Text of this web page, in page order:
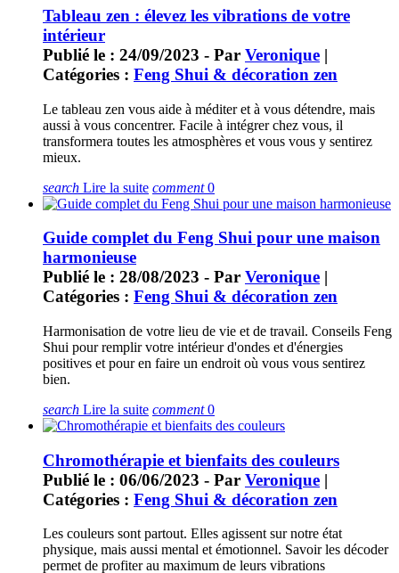
Tableau zen : élevez les vibrations de votre
intérieur
Publié le : 24/09/2023 - Par Veronique |
Catégories : Feng Shui & décoration zen
Le tableau zen vous aide à méditer et à vous détendre, mais
aussi à vous concentrer. Facile à intégrer chez vous, il
transformera toutes les atmosphères et vous vous y sentirez
mieux.
search Lire la suite comment0
Guide complet du Feng Shui pour une maison
harmonieuse
Publié le : 28/08/2023 - Par Veronique |
Catégories : Feng Shui & décoration zen
Harmonisation de votre lieu de vie et de travail. Conseils Feng
Shui pour remplir votre intérieur d'ondes et d'énergies
positives et pour en faire un endroit où vous vous sentirez
bien.
search Lire la suite comment0
Chromothérapie et bienfaits des couleurs
Publié le : 06/06/2023 - Par Veronique |
Catégories : Feng Shui & décoration zen
Les couleurs sont partout. Elles agissent sur notre état
physique, mais aussi mental et émotionnel. Savoir les décoder
permet de profiter au maximum de leurs vibrations